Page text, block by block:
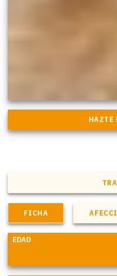
FICHA
EDAD